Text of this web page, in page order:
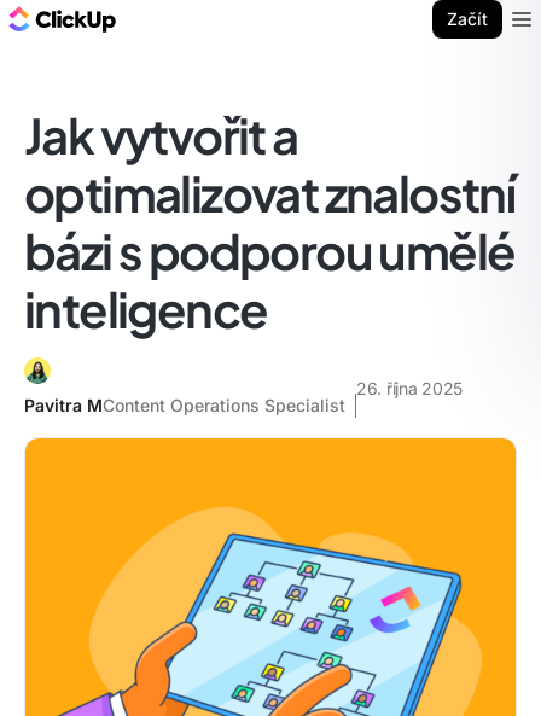
Začít
Jak vytvořit a
optimalizovat znalostní
bázi s podporou umělé
inteligence
Pavitra MContent Operations Specialist
26. října 2025